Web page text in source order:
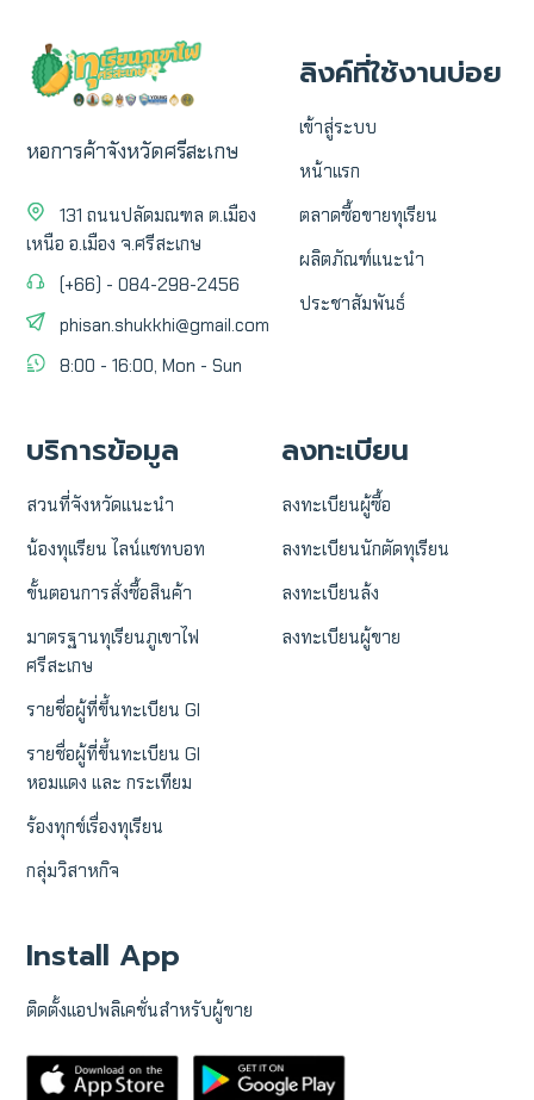
หอการค้าจังหวัดศรีสะเกษ
131 ถนนปลัดมณฑล ต.เมือง
เหนือ อ.เมือง จ.ศรีสะเกษ
(+66) - 084-298-2456
phisan.shukkhi@gmail.com
8:00 - 16:00, Mon - Sun
ลิงค์ที่ใช้งานบ่อย
เข้าสู่ระบบ
หน้าแรก
ตลาดซื้อขายทุเรียน
ผลิตภัณฑ์แนะนำ
ประชาสัมพันธ์
บริการข้อมูล
สวนที่จังหวัดแนะนำ
น้องทุเเรียน ไลน์แชทบอท
ขั้นตอนการสั่งซื้อสินค้า
มาตรฐานทุเรียนภูเขาไฟ
ศรีสะเกษ
รายชื่อผู้ที่ขึ้นทะเบียน GI
รายชื่อผู้ที่ขึ้นทะเบียน GI
หอมแดง และ กระเทียม
ร้องทุกข์เรื่องทุเรียน
กลุ่มวิสาหกิจ
ลงทะเบียน
ลงทะเบียนผู้ซื้อ
ลงทะเบียนนักตัดทุเรียน
ลงทะเบียนล้ง
ลงทะเบียนผู้ขาย
Install App
ติดตั้งแอปพลิเคชั่นสำหรับผู้ขาย